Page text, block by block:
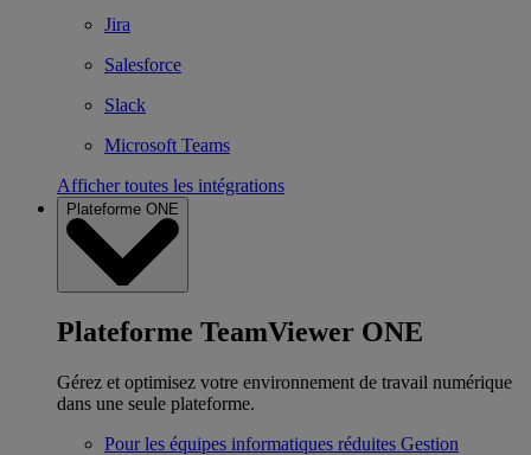
Jira
Salesforce
Slack
Microsoft Teams
Afficher toutes les intégrations
Plateforme ONE
Plateforme TeamViewer ONE
Gérez et optimisez votre environnement de travail numérique
dans une seule plateforme.
Pour les équipes informatiques réduites Gestion